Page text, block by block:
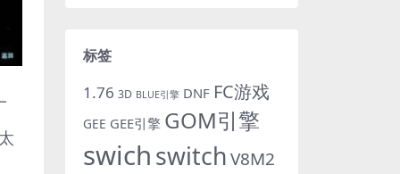
标签
1.76 3D BLUE引擎 DNF FC游戏
GEE GEE引擎 GOM引擎
swichswitchV8M2